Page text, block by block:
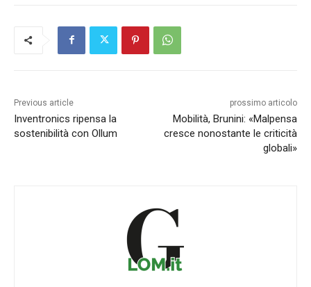
Previous article
Inventronics ripensa la
sostenibilità con Ollum
prossimo articolo
Mobilità, Brunini: «Malpensa
cresce nonostante le criticità
globali»